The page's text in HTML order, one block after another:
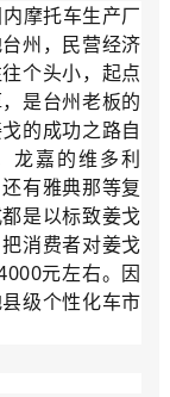
摩托车生产厂
州，民营经济
个头小，起点
是台州老板的
的成功之路自
龙嘉的维多利
有雅典那等复
是以标致姜戈
消费者对姜戈
元左右。因
级个性化车市